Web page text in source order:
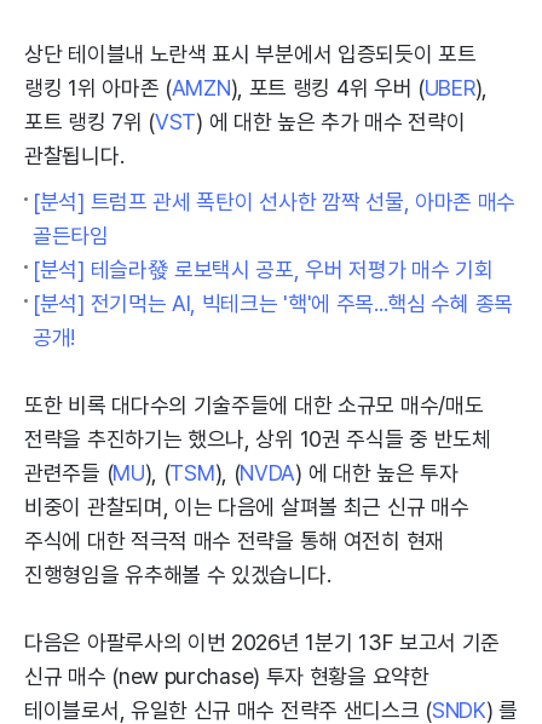
상단 테이블내 노란색 표시 부분에서 입증되듯이 포트
랭킹 1위 아마존 (AMZN), 포트 랭킹 4위 우버 (UBER),
포트 랭킹 7위 (VST) 에 대한 높은 추가 매수 전략이
관찰됩니다.
[분석] 트럼프 관세 폭탄이 선사한 깜짝 선물, 아마존 매수
골든타임
[분석] 테슬라發 로보택시 공포, 우버 저평가 매수 기회
[분석] 전기먹는 AI, 빅테크는 '핵'에 주목...핵심 수혜 종목
공개!
또한 비록 대다수의 기술주들에 대한 소규모 매수/매도
전략을 추진하기는 했으나, 상위 10권 주식들 중 반도체
관련주들 (MU), (TSM), (NVDA) 에 대한 높은 투자
비중이 관찰되며, 이는 다음에 살펴볼 최근 신규 매수
주식에 대한 적극적 매수 전략을 통해 여전히 현재
진행형임을 유추해볼 수 있겠습니다.
다음은 아팔루사의 이번 2026년 1분기 13F 보고서 기준
신규 매수 (new purchase) 투자 현황을 요약한
테이블로서, 유일한 신규 매수 전략주 샌디스크 (SNDK) 를